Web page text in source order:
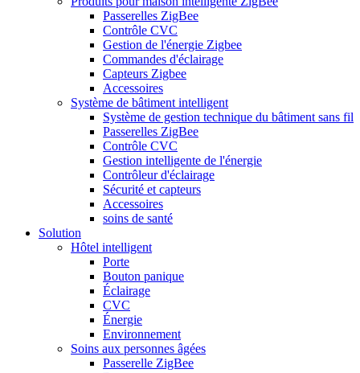
Passerelles ZigBee
Contrôle CVC
Gestion de l'énergie Zigbee
Commandes d'éclairage
Capteurs Zigbee
Accessoires
Système de bâtiment intelligent
Système de gestion technique du bâtiment sans fil
Passerelles ZigBee
Contrôle CVC
Gestion intelligente de l'énergie
Contrôleur d'éclairage
Sécurité et capteurs
Accessoires
soins de santé
Solution
Hôtel intelligent
Porte
Bouton panique
Éclairage
CVC
Énergie
Environnement
Soins aux personnes âgées
Passerelle ZigBee